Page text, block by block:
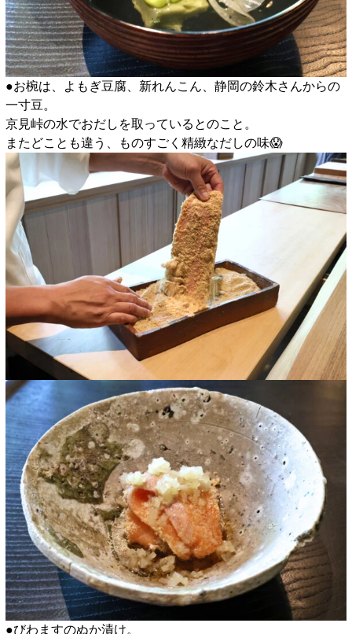
●お椀は、よもぎ豆腐、新れんこん、静岡の鈴木さんからの
一寸豆。
京見峠の水でおだしを取っているとのこと。
またどことも違う、ものすごく精緻なだしの味😱
●びわますのぬか漬け。